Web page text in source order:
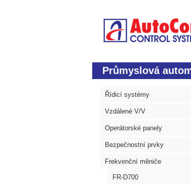
Průmyslová
Řídicí systémy
Vzdálené V/V
Operátorské panely
Bezpečnostní prvky
Frekvenční měniče
FR-D700